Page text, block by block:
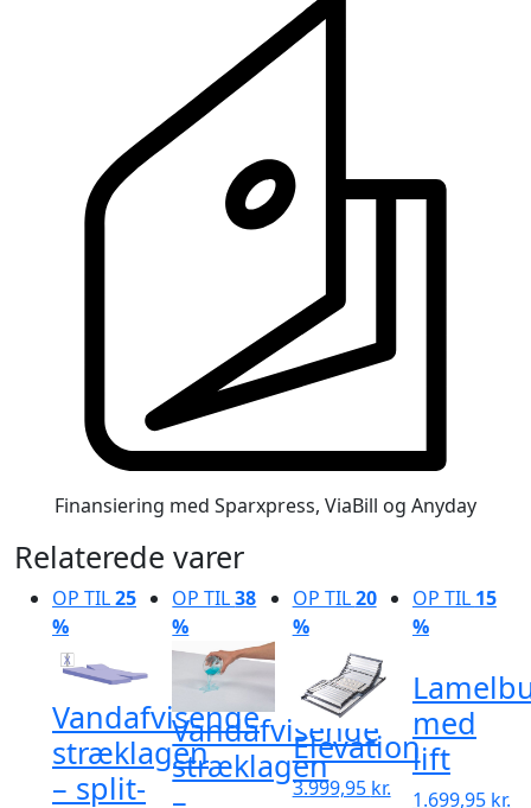
Finansiering med Sparxpress, ViaBill og Anyday
Relaterede varer
OP TIL25
%
Vandafvisende
stræklagen
– split-
OP TIL38
%
Vandafvisende
stræklagen
OP TIL20
%
Elevation
3.999,95 kr.
OP TIL 15
%
med
lift
1.699,95 kr.